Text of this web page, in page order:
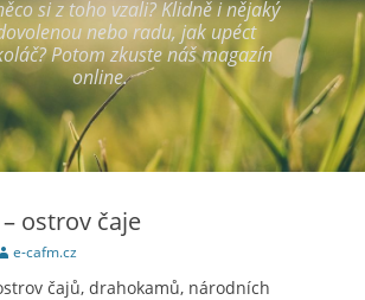
si z toho vzali? Klidně i nějaký
nebo radu, jak upéct
Potom zkuste náš magazín
online.
ostrov čaje
Author
e-cafm.cz
čajů, drahokamů, národních